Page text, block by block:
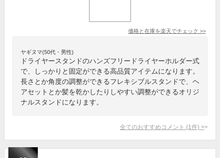
価格と在庫を楽天でチェック >>
ヤギヌマ(50代・男性)
ドライヤースタンドのハンズフリードライヤーホルダー式
で、しっかりと固定ができる高品質アイテムになります。
長さとか角度の調整ができるフレキシブルスタンドで、ヘ
アセットとか髪を乾かしたりしやすい調整ができるオリジ
ナルスタンドになります。
全てのおすすめコメント (1 件) >